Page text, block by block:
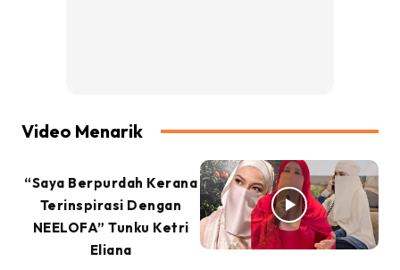
Video Menarik
“Saya Berpurdah Kerana
Terinspirasi Dengan
NEELOFA” Tunku Ketri
Eliana